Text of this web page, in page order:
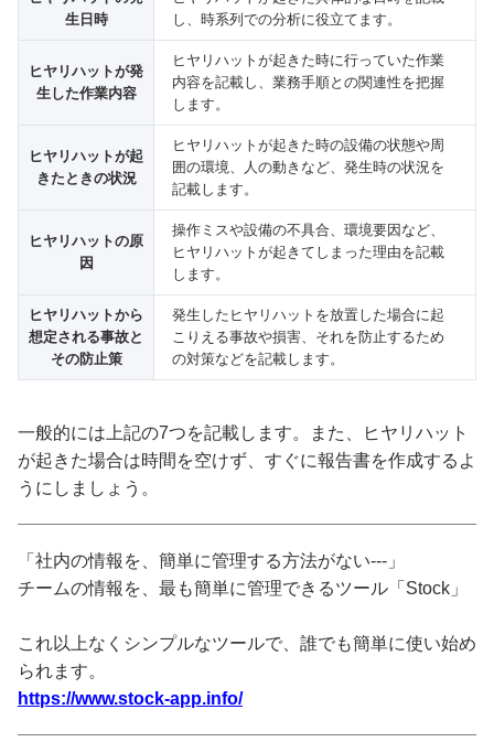
生日時
し、時系列での分析に役立てます。
ヒヤリハットが発
生した作業内容
ヒヤリハットが起きた時に行っていた作業
内容を記載し、業務手順との関連性を把握
します。
ヒヤリハットが起
きたときの状況
ヒヤリハットが起きた時の設備の状態や周
囲の環境、人の動きなど、発生時の状況を
記載します。
ヒヤリハットの原
因
操作ミスや設備の不具合、環境要因など、
ヒヤリハットが起きてしまった理由を記載
します。
ヒヤリハットから
想定される事故と
その防止策
発生したヒヤリハットを放置した場合に起
こりえる事故や損害、それを防止するため
の対策などを記載します。
一般的には上記の7つを記載します。また、ヒヤリハット
が起きた場合は時間を空けず、すぐに報告書を作成するよ
うにしましょう。
「社内の情報を、簡単に管理する方法がない---」
チームの情報を、最も簡単に管理できるツール「Stock」
これ以上なくシンプルなツールで、誰でも簡単に使い始め
られます。
https://www.stock-app.info/